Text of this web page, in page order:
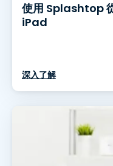
使用 Splashtop
iPad
深入了解